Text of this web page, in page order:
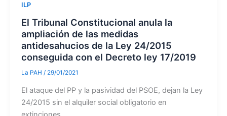
ILP
El Tribunal Constitucional anula la
ampliación de las medidas
antidesahucios de la Ley 24/2015
conseguida con el Decreto ley 17/2019
La PAH / 29/01/2021
El ataque del PP y la pasividad del PSOE, dejan la Ley
24/2015 sin el alquiler social obligatorio en